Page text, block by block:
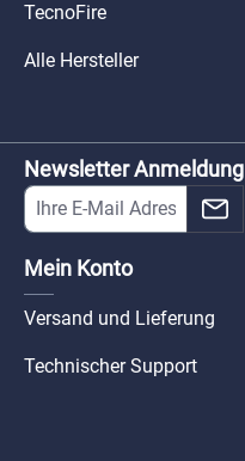
TecnoFire
Alle Hersteller
Newsletter Anmeldung
Mein Konto
Versand und Lieferung
Technischer Support